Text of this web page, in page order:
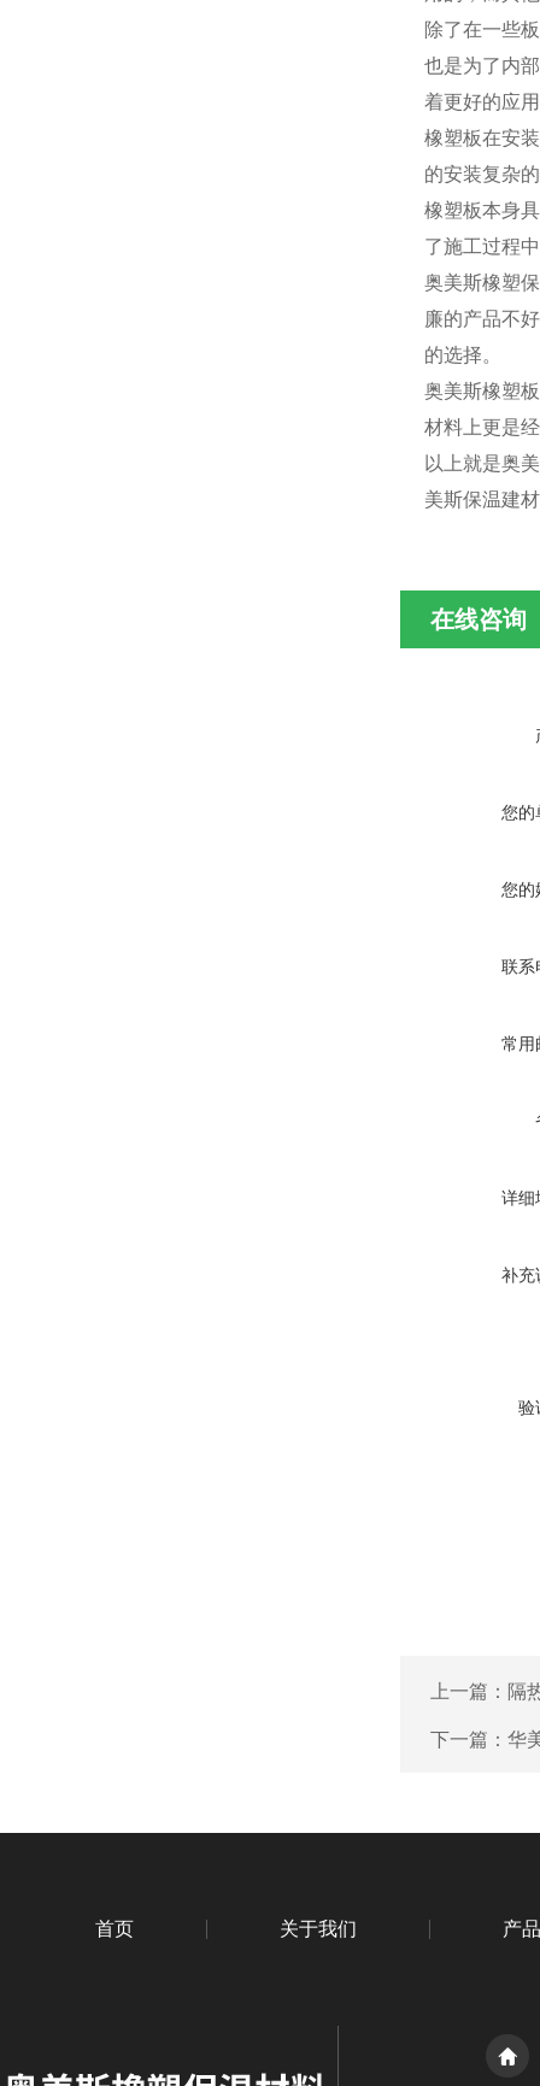
除了在一些
也是为了内
着更好的应
橡塑板在安
的安装复杂
橡塑板本身
了施工过程
奥美斯橡塑
廉的产品不
的选择。
奥美斯橡塑
材料上更是
以上就是奥
美斯保温建
在线咨询
您的
您的
联系
常用
详细
补充
验
上一篇： 隔
下一篇： 华
首页 关于我们 产